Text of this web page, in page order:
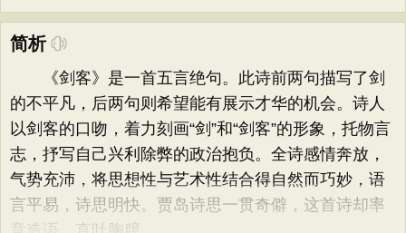
简析
《剑客》是一首五言绝句。此诗前两句描写了剑
的不平凡，后两句则希望能有展示才华的机会。诗人
以剑客的口吻，着力刻画“剑”和“剑客”的形象，托物言
志，抒写自己兴利除弊的政治抱负。全诗感情奔放，
气势充沛，将思想性与艺术性结合得自然而巧妙，语
言平易，诗思明快。贾岛诗思一贯奇僻，这首诗却率